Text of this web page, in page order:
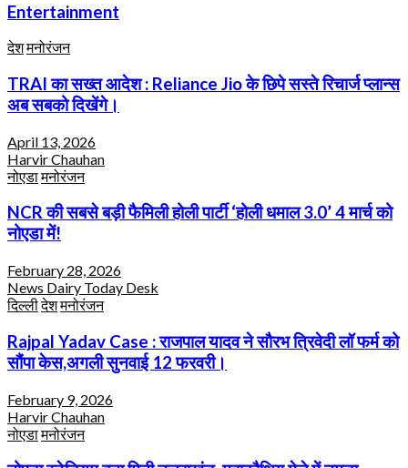
Entertainment
देशमनोरंजन
TRAI का सख्त आदेश : Reliance Jio के छिपे सस्ते रिचार्ज प्लान्स
अब सबको दिखेंगे।
April 13, 2026
Harvir Chauhan
नोएडामनोरंजन
NCR की सबसे बड़ी फैमिली होली पार्टी ‘होली धमाल 3.0’ 4 मार्च को
नोएडा में!
February 28, 2026
News Dairy Today Desk
दिल्लीदेशमनोरंजन
Rajpal Yadav Case : राजपाल यादव ने सौरभ त्रिवेदी लॉ फर्म को
सौंपा केस,अगली सुनवाई 12 फरवरी।
February 9, 2026
Harvir Chauhan
नोएडामनोरंजन